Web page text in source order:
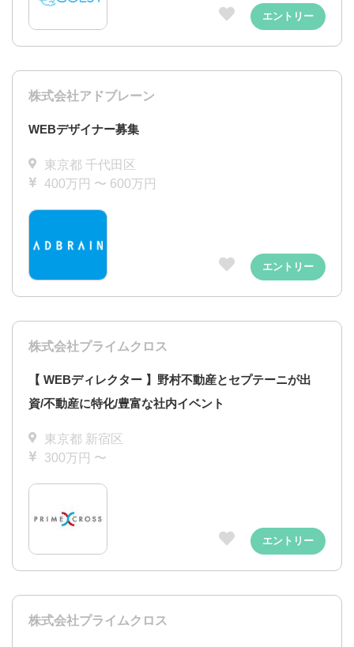
エントリー
株式会社アドブレーン
WEBデザイナー募集
東京都 千代田区
400万円 〜 600万円
エントリー
株式会社プライムクロス
【 WEBディレクター 】野村不動産とセプテーニが出
資/不動産に特化/豊富な社内イベント
東京都 新宿区
300万円 〜
エントリー
株式会社プライムクロス